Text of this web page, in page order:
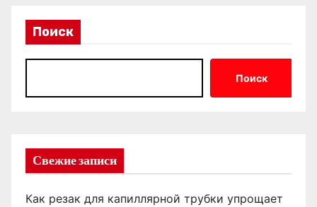
Поиск
Поиск
Свежие записи
Как резак для капиллярной трубки упрощает